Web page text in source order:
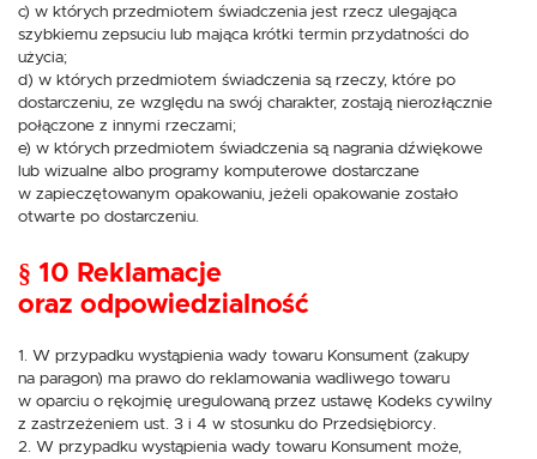
c) w których przedmiotem świadczenia jest rzecz ulegająca
szybkiemu zepsuciu lub mająca krótki termin przydatności do
użycia;
d) w których przedmiotem świadczenia są rzeczy, które po
dostarczeniu, ze względu na swój charakter, zostają nierozłącznie
połączone z innymi rzeczami;
e) w których przedmiotem świadczenia są nagrania dźwiękowe
lub wizualne albo programy komputerowe dostarczane
w zapieczętowanym opakowaniu, jeżeli opakowanie zostało
otwarte po dostarczeniu.
§ 10 Reklamacje
oraz odpowiedzialność
1. W przypadku wystąpienia wady towaru Konsument (zakupy
na paragon) ma prawo do reklamowania wadliwego towaru
w oparciu o rękojmię uregulowaną przez ustawę Kodeks cywilny
z zastrzeżeniem ust. 3 i 4 w stosunku do Przedsiębiorcy.
2. W przypadku wystąpienia wady towaru Konsument może,